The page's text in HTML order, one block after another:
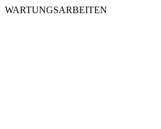
WARTUNGSARBEITEN